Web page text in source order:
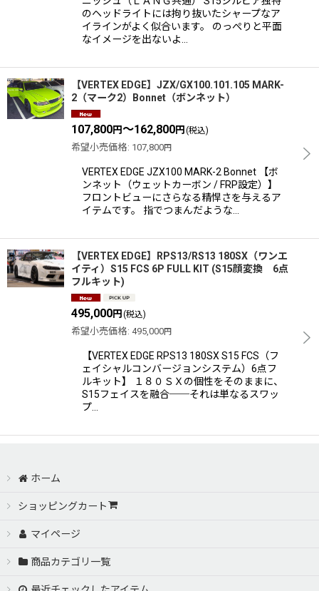
のヘッドライトには拘り抜いたシャープなア
イラインがよく似合います。 のっぺりと平面
なイメージを出ないよ…
【VERTEX EDGE】JZX/GX100.101.105 MARK-
2（マーク2）Bonnet（ボンネット）
107,800円～162,800円 (税込)
希望小売価格: 107,800円
VERTEX EDGE JZX100 MARK-2 Bonnet 【ボ
ンネット（ウェットカーボン / FRP設定）】
フロントビューにさらなる精悍さを与えるア
イテムです。 指でつまんだような…
【VERTEX EDGE】RPS13/RS13 180SX（ワンエ
イティ）S15 FCS 6P FULL KIT (S15顔変換 6点
フルキット)
495,000円 (税込)
希望小売価格: 495,000円
【VERTEX EDGE RPS13 180SX S15 FCS（フ
ェイシャルコンバージョンシステム）6点フ
ルキット】 １８０ＳＸの個性をそのままに、
S15フェイスを融合──それは単なるスワッ
プ…
ホーム
ショッピングカート
マイページ
商品カテゴリ一覧